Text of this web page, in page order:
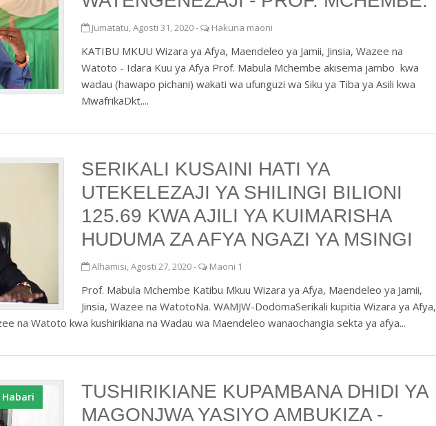
Jumatatu, Agosti 31, 2020- Hakuna maoni
KATIBU MKUU Wizara ya Afya, Maendeleo ya Jamii, Jinsia, Wazee na
Watoto - Idara Kuu ya Afya Prof. Mabula Mchembe akisema jambo kwa
wadau (hawapo pichani) wakati wa ufunguzi wa Siku ya Tiba ya Asili kwa
MwafrikaDkt....
SERIKALI KUSAINI HATI YA
UTEKELEZAJI YA SHILINGI BILIONI
125.69 KWA AJILI YA KUIMARISHA
HUDUMA ZA AFYA NGAZI YA MSINGI
Alhamisi, Agosti 27, 2020- Maoni 1
Prof. Mabula Mchembe Katibu Mkuu Wizara ya Afya, Maendeleo ya Jamii,
Jinsia, Wazee na WatotoNa. WAMJW-DodomaSerikali kupitia Wizara ya Afya,
na Watoto kwa kushirikiana na Wadau wa Maendeleo wanaochangia sekta ya afya...
TUSHIRIKIANE KUPAMBANA DHIDI YA
MAGONJWA YASIYO AMBUKIZA -